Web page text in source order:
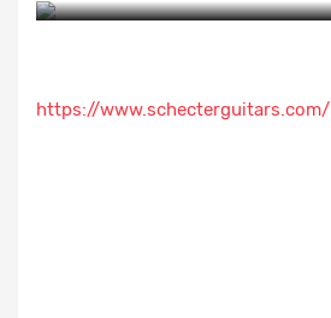
https://www.schecterguitars.com/